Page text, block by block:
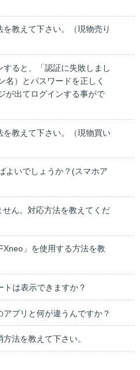
教えて下さい。（現物売り
ると、「認証に失敗しまし
名）とパスワードを正しく
が出てログインする事がで
教えて下さい。（現物買い
よいでしょうか？(スマホア
ん。対応方法を教えてくだ
」を使用する方法を教
トは表示できますか？
プリと何が違うんですか？
法を教えて下さい。